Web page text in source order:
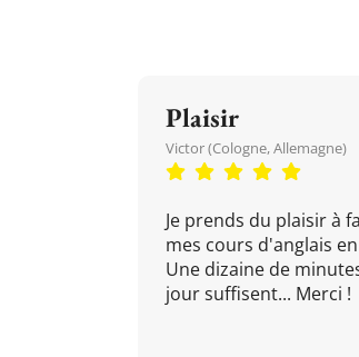
Plaisir
Victor (Cologne, Allemagne)
Je prends du plaisir à
mes cours d'anglais
Une dizaine de
jour suffisent... Merci !